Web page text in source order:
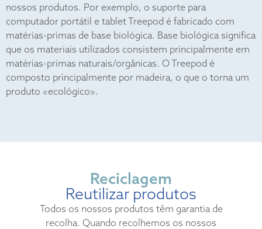
nossos produtos. Por exemplo, o suporte para
computador portátil e tablet Treepod é fabricado com
matérias-primas de base biológica. Base biológica significa
que os materiais utilizados consistem principalmente em
matérias-primas naturais/orgânicas. O Treepod é
composto principalmente por madeira, o que o torna um
produto «ecológico».
Reciclagem
Reutilizar produtos
Todos os nossos produtos têm garantia de
recolha. Quando recolhemos os nossos